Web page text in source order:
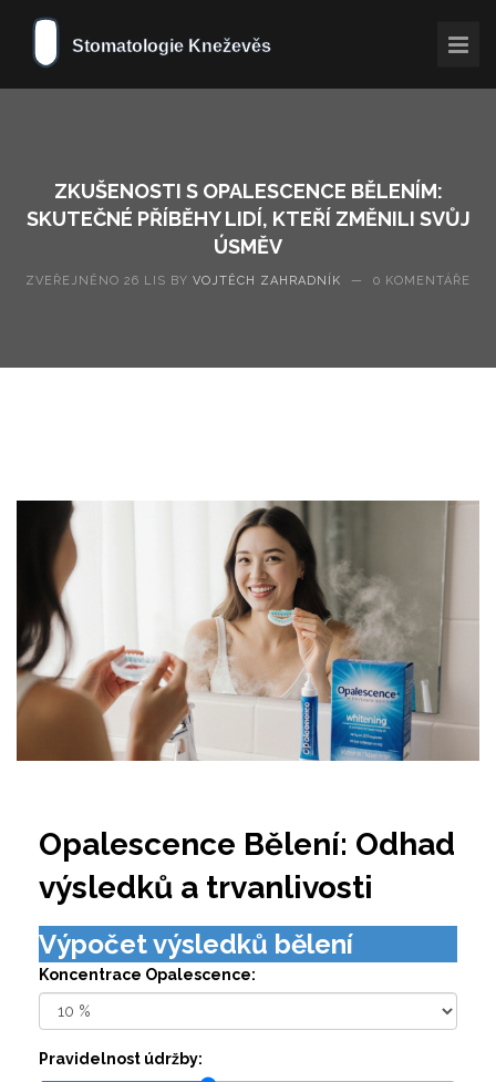
ZKUŠENOSTI S OPALESCENCE BĚLENÍM:
SKUTEČNÉ PŘÍBĚHY LIDÍ, KTEŘÍ ZMĚNILI SVŮJ
ÚSMĚV
ZVEŘEJNĚNO 26 LIS BY VOJTĚCH ZAHRADNÍK — 0 KOMENTÁŘE
Opalescence Bělení: Odhad
výsledků a trvanlivosti
Výpočet výsledků bělení
Koncentrace Opalescence:
Pravidelnost údržby: